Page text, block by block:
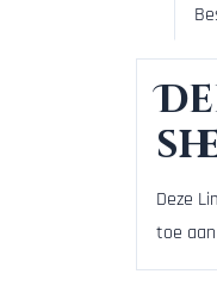
Deze
toe